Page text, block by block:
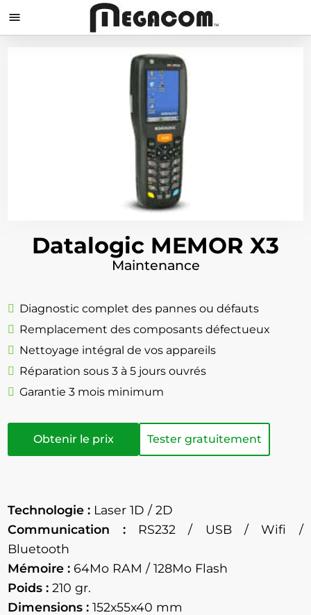

Datalogic MEMOR X3
Maintenance
Diagnostic complet des pannes ou défauts
Remplacement des composants défectueux
Nettoyage intégral de vos appareils
Réparation sous 3 à 5 jours ouvrés
Garantie 3 mois minimum
Obtenir le prix Tester gratuitement
Technologie : Laser 1D / 2D
Communication :RS232 / USB / Wifi /
Bluetooth
Mémoire : 64Mo RAM / 128Mo Flash
Poids : 210 gr.
Dimensions : 152x55x40 mm